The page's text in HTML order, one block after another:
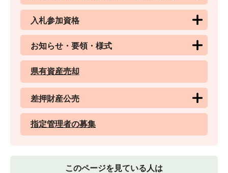
入札参加資格
お知らせ・要領・様式
県有資産売却
差押財産公売
指定管理者の募集
このページを見ている人は